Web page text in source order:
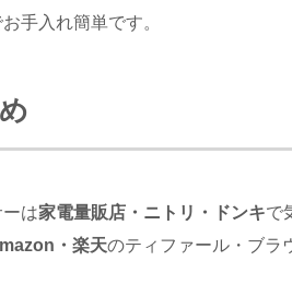
手入れ簡単です。
は家電量販店・ニトリ・ドンキで
・楽天のティファール・ブラ